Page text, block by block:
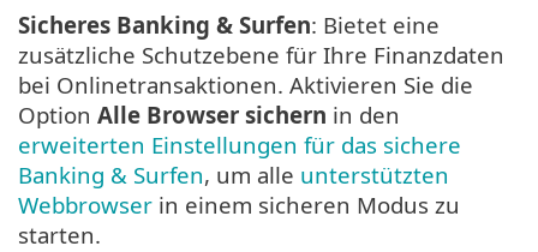
Sicheres Banking & Surfen: Bietet eine
zusätzliche Schutzebene für Ihre Finanzdaten
bei Onlinetransaktionen. Aktivieren Sie die
Option Alle Browser sichern in den
erweiterten Einstellungen für das sichere
Banking & Surfen, um alle unterstützten
Webbrowser in einem sicheren Modus zu
starten.